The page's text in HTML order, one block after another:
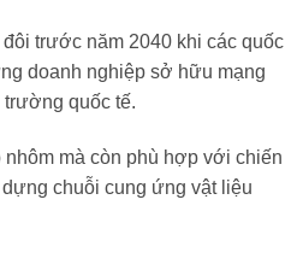
trước năm 2040 khi các quốc
doanh nghiệp sở hữu mạng
trường quốc tế.
mà còn phù hợp với chiến
chuỗi cung ứng vật liệu